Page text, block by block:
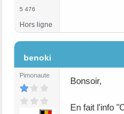
5 476
Hors ligne
benoki
Pimonaute
Bonsoir,
En fait l'info